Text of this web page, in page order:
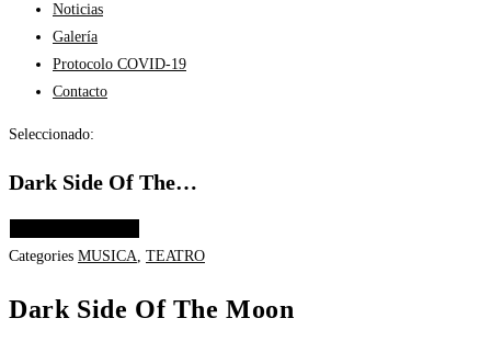
Noticias
Galería
Protocolo COVID-19
Contacto
Seleccionado:
Dark Side Of The…
Categories MUSICA, TEATRO
Dark Side Of The Moon